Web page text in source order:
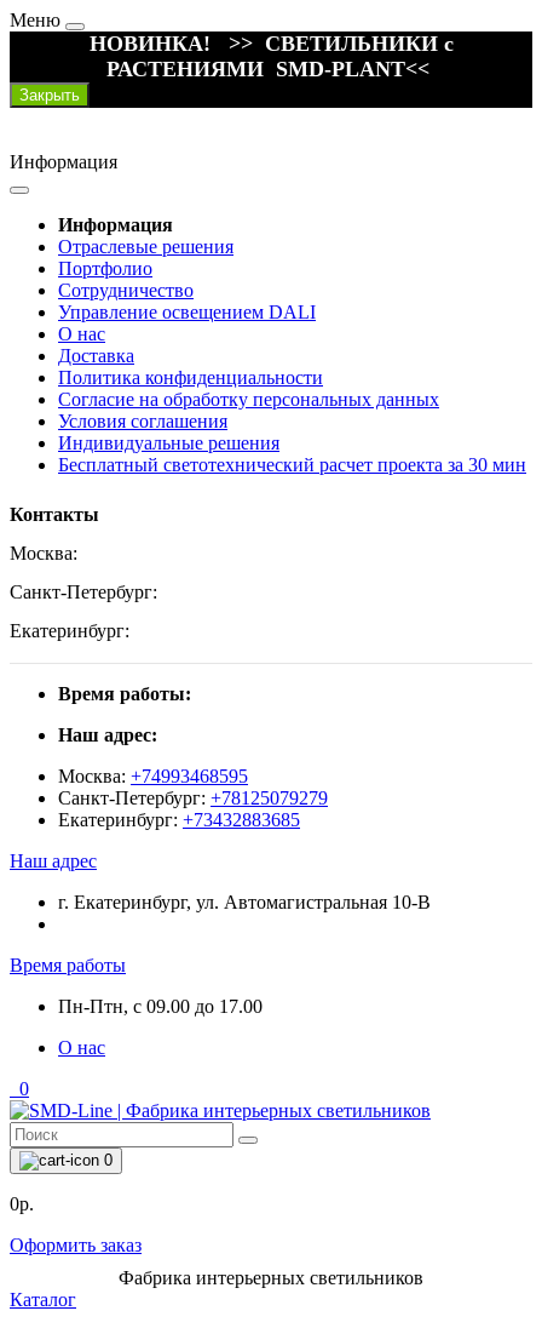
Меню
НОВИНКА! >> СВЕТИЛЬНИКИ с
РАСТЕНИЯМИ SMD-PLANT<<
Закрыть
Информация
Информация
Отраслевые решения
Портфолио
Сотрудничество
Управление освещением DALI
О нас
Доставка
Политика конфиденциальности
Согласие на обработку персональных данных
Условия соглашения
Индивидуальные решения
Бесплатный светотехнический расчет проекта за 30 мин
Контакты
Москва:
Санкт-Петербург:
Екатеринбург:
Время работы:
Наш адрес:
Москва: +74993468595
Санкт-Петербург: +78125079279
Екатеринбург: +73432883685
Наш адрес
г. Екатеринбург, ул. Автомагистральная 10-В
Время работы
Пн-Птн, с 09.00 до 17.00
О нас
0
0
0р.
Оформить заказ
Фабрика интерьерных светильников
Каталог